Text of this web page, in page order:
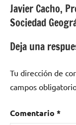
de
entradas
Javier Cacho,
Sociedad
Deja una
Tu dirección de
campos
Comentario *